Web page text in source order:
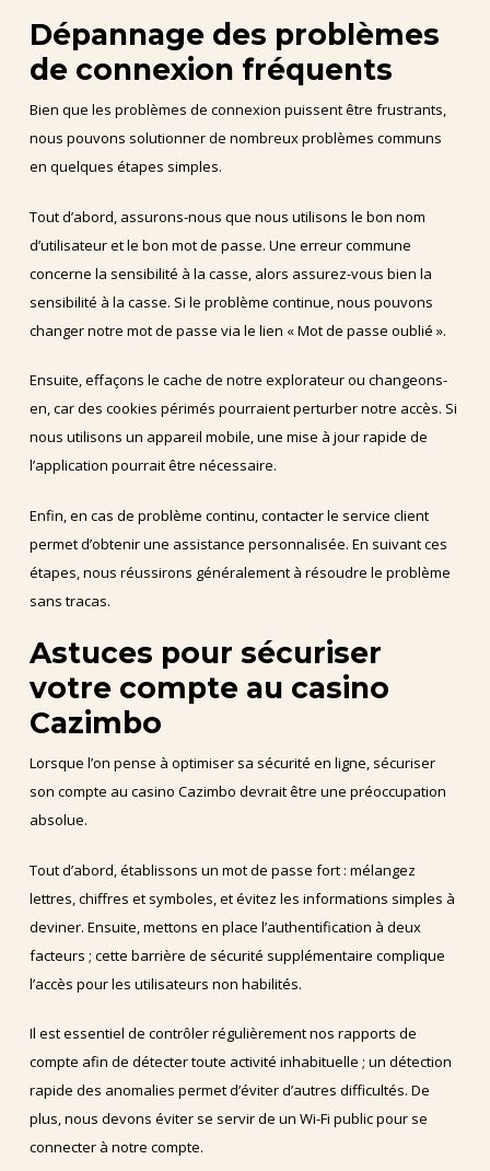
Dépannage des problèmes
de connexion fréquents
Bien que les problèmes de connexion puissent être frustrants,
nous pouvons solutionner de nombreux problèmes communs
en quelques étapes simples.
Tout d’abord, assurons-nous que nous utilisons le bon nom
d’utilisateur et le bon mot de passe. Une erreur commune
concerne la sensibilité à la casse, alors assurez-vous bien la
sensibilité à la casse. Si le problème continue, nous pouvons
changer notre mot de passe via le lien « Mot de passe oublié ».
Ensuite, effaçons le cache de notre explorateur ou changeons-
en, car des cookies périmés pourraient perturber notre accès. Si
nous utilisons un appareil mobile, une mise à jour rapide de
l’application pourrait être nécessaire.
Enfin, en cas de problème continu, contacter le service client
permet d’obtenir une assistance personnalisée. En suivant ces
étapes, nous réussirons généralement à résoudre le problème
sans tracas.
Astuces pour sécuriser
votre compte au casino
Cazimbo
Lorsque l’on pense à optimiser sa sécurité en ligne, sécuriser
son compte au casino Cazimbo devrait être une préoccupation
absolue.
Tout d’abord, établissons un mot de passe fort : mélangez
lettres, chiffres et symboles, et évitez les informations simples à
deviner. Ensuite, mettons en place l’authentification à deux
facteurs ; cette barrière de sécurité supplémentaire complique
l’accès pour les utilisateurs non habilités.
Il est essentiel de contrôler régulièrement nos rapports de
compte afin de détecter toute activité inhabituelle ; un détection
rapide des anomalies permet d’éviter d’autres difficultés. De
plus, nous devons éviter se servir de un Wi-Fi public pour se
connecter à notre compte.